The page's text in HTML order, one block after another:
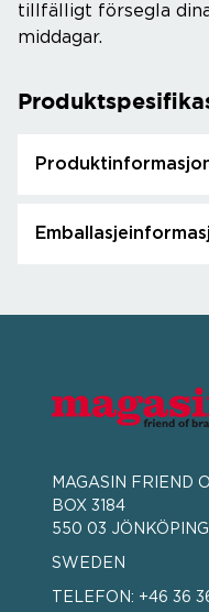
tillfälligt försegla
middagar.
MAGASIN FRIEND
BOX 3184
550 03 JÖNKÖPING
SWEDEN
TELEFON: +46 36